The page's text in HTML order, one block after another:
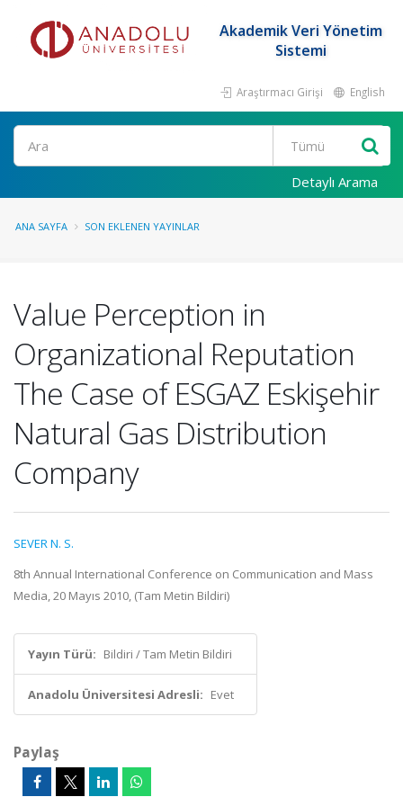
Akademik Veri Yönetim
Sistemi
Araştırmacı Girişi English
Ara
Detaylı Arama
ANA SAYFA SON EKLENEN YAYINLAR
Value Perception in
Organizational Reputation
The Case of ESGAZ Eskişehir
Natural Gas Distribution
Company
SEVER N. S.
8th Annual International Conference on Communication and Mass
Media, 20 Mayıs 2010, (Tam Metin Bildiri)
Yayın Türü: Bildiri / Tam Metin Bildiri
Anadolu Üniversitesi Adresli: Evet
Paylaş